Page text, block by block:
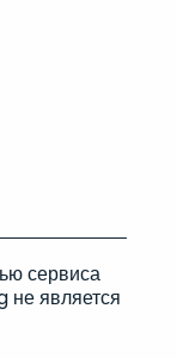
сервиса
является